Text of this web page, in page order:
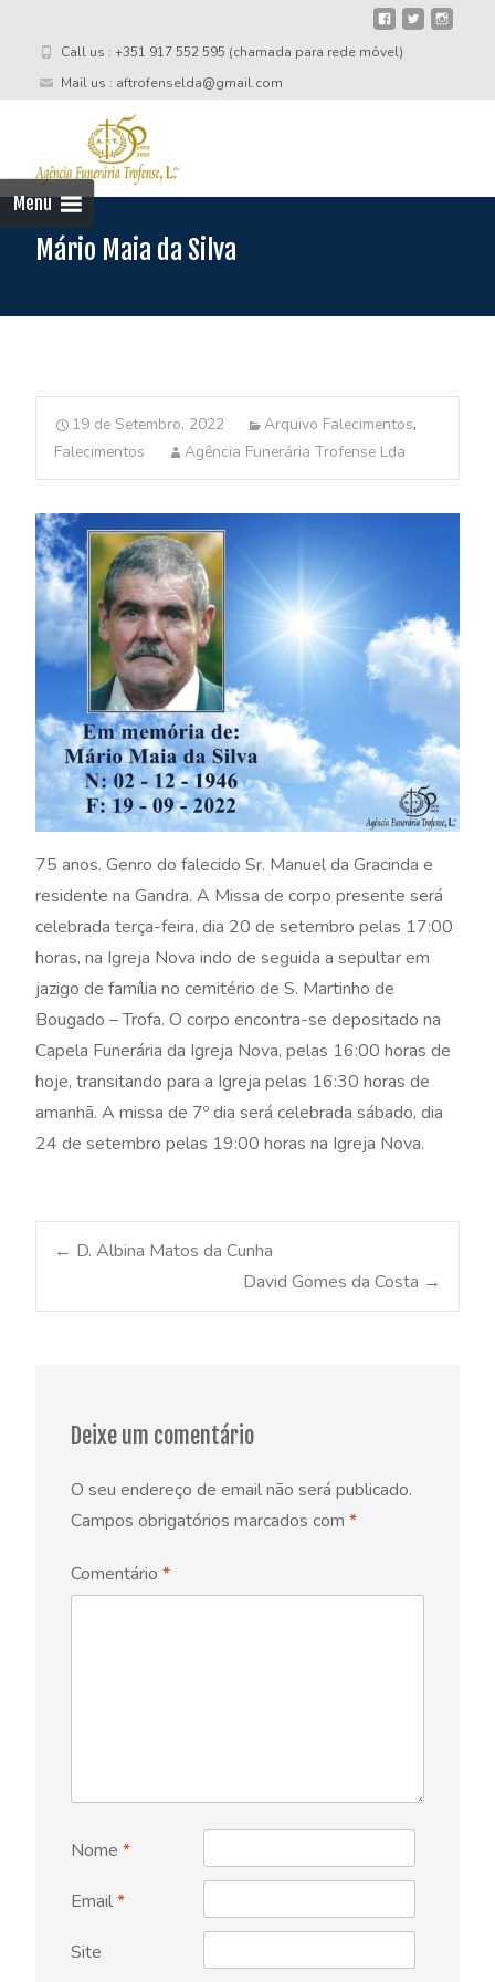
Call us : +351 917 552 595 (chamada para rede móvel)
Mail us : aftrofenselda@gmail.com
Menu
Mário Maia da Silva
19 de Setembro, 2022 Arquivo Falecimentos,
Falecimentos
Agência Funerária Trofense Lda
75 anos. Genro do falecido Sr. Manuel da Gracinda e
residente na Gandra. A Missa de corpo presente será
celebrada terça-feira, dia 20 de setembro pelas 17:00
horas, na Igreja Nova indo de seguida a sepultar em
jazigo de família no cemitério de S. Martinho de
Bougado – Trofa. O corpo encontra-se depositado na
Capela Funerária da Igreja Nova, pelas 16:00 horas de
hoje, transitando para a Igreja pelas 16:30 horas de
amanhã. A missa de 7º dia será celebrada sábado, dia
24 de setembro pelas 19:00 horas na Igreja Nova.
Post
← D. Albina Matos da Cunha
David Gomes da Costa →
Deixe um comentário
O seu endereço de email não será publicado.
Campos obrigatórios marcados com *
Comentário *
Nome *
Email*
Site